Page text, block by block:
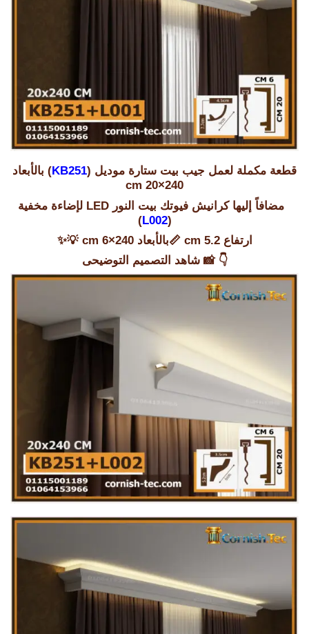
قطعة مكملة لعمل جيب بيت ستارة موديل (KB251) بالأبعاد
240×20 cm
مضافاً إليها كرانيش فيوتك بيت النور LED لإضاءة مخفية
(
L002
)
ارتفاع 5.2 cm 📏بالأبعاد 240×6 cm 💡✨
👇 📸شاهد التصميم التوضيحى